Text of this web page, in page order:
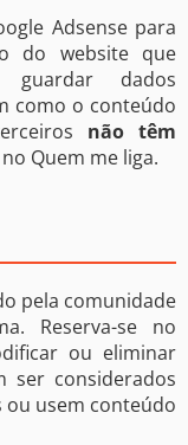
Adsense para
do website que
dados
como o conteúdo
não têm
Quem me liga.
pela comunidade
Reserva-se no
ou eliminar
ser considerados
ou usem conteúdo